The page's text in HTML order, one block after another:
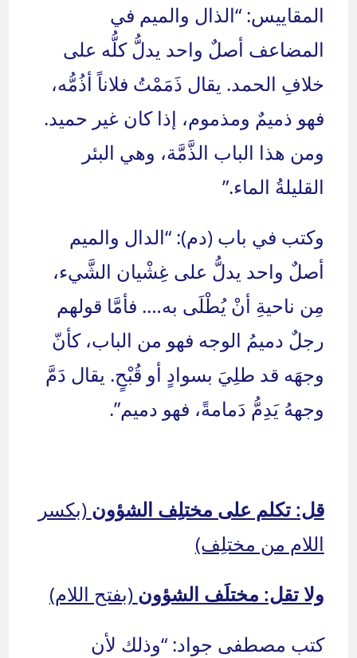
المقاييس: “الذال والميم في
المضاعف أصلٌ واحد يدلُّ كلُّه على
خلافِ الحمد. يقال ذَمَمْتُ فلاناً أذُمُّه،
فهو ذميمٌ ومذموم، إذا كان غير حميد.
ومن هذا الباب الذَّمَّة، وهي البئر
القليلةُ الماء.”
وكتب في باب (دم): “الدال والميم
أصلٌ واحد يدلُّ على غِشْيان الشَّيء،
مِن ناحيةِ أنْ يُطْلَى به…. فأمَّا قولهم
رجلٌ دميمُ الوجه فهو من الباب، كأنّ
وجهَه قد طلِيَ بسوادٍ أو قُبْحٍ. يقال دَمَّ
وجههُ يَدِمُّ دَمامةً، فهو دميم”.
قل: تكلم على مختلِف الشؤون (بكسر
اللام من مختلِف)
ولا تقل: مختلَف الشؤون (بفتح اللام)
كتب مصطفى جواد: “وذلك لأن